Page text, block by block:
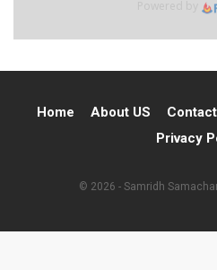
Home About US
Privacy
© 2026 - Samridh